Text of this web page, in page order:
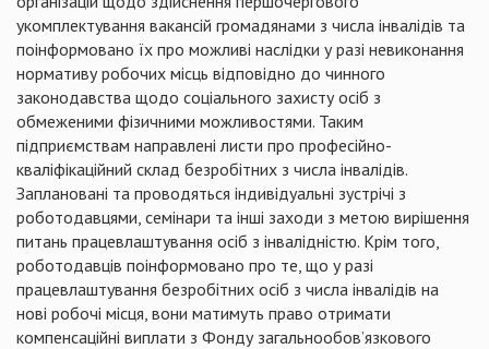
укомплектування вакансій громадянами з числа інвалідів та
поінформовано їх про можливі наслідки у разі невиконання
нормативу робочих місць відповідно до чинного
законодавства щодо соціального захисту осіб з
обмеженими фізичними можливостями. Таким
підприємствам направлені листи про професійно-
кваліфікаційний склад безробітних з числа інвалідів.
Заплановані та проводяться індивідуальні зустрічі з
роботодавцями, семінари та інші заходи з метою вирішення
питань працевлаштування осіб з інвалідністю. Крім того,
роботодавців поінформовано про те, що у разі
працевлаштування безробітних осіб з числа інвалідів на
нові робочі місця, вони матимуть право отримати
компенсаційні виплати з Фонду загальнообов’язкового